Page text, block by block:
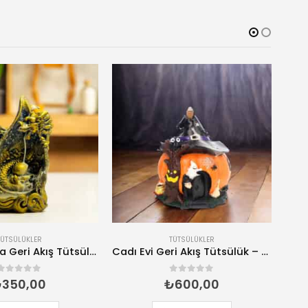
Cadı Evi Geri Akış Tütsülük – El Yapımı Tütsü Brülörü